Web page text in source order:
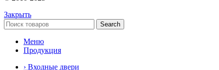
Закрыть
Search
Меню
Продукция
› Входные двери